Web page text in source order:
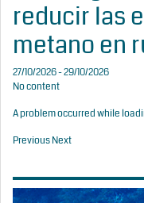
reducir las
metano en
27/10/2026 - 29/10/2026
No content
A problem occurred while
PreviousNext